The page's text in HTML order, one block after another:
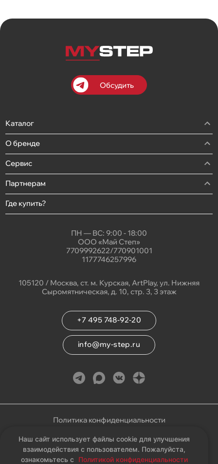
Обсудить
Каталог
О бренде
Сервис
Партнерам
Где купить?
ПН — ВС: 9:00 - 18:00
ООО «Май Степ»
7709992622/770901001
1177746257996
105120 / Москва, ст. м. Курская, ArtPlay, ул. Нижняя
Сыромятническая, д. 10, стр. 3, 3 этаж
+7 495 748-92-20
info@my-step.ru
Политика конфиденциальности
Соглашение на обработку персональных данных
Карта сайта
Наш сайт использует файлы cookie для улучшения
взаимодействия с пользователем. Пожалуйста,
ознакомьтесь с
Политикой конфиденциальности